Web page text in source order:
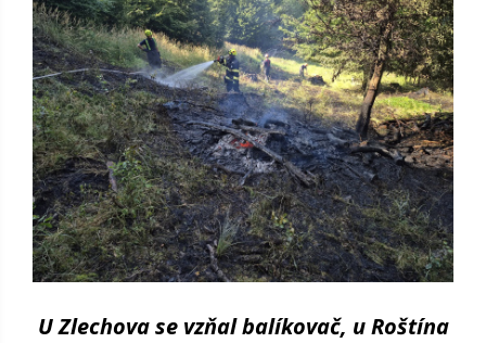
U Zlechova se vzňal balíkovač, u Roštína